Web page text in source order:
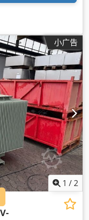
小广告
1 /2